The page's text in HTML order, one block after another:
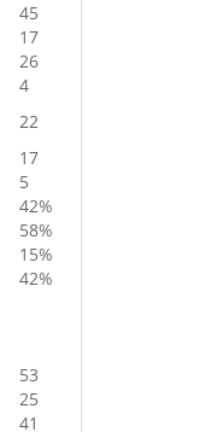
45
17
26
4
22
17
5
42%
58%
15%
42%
53
25
41